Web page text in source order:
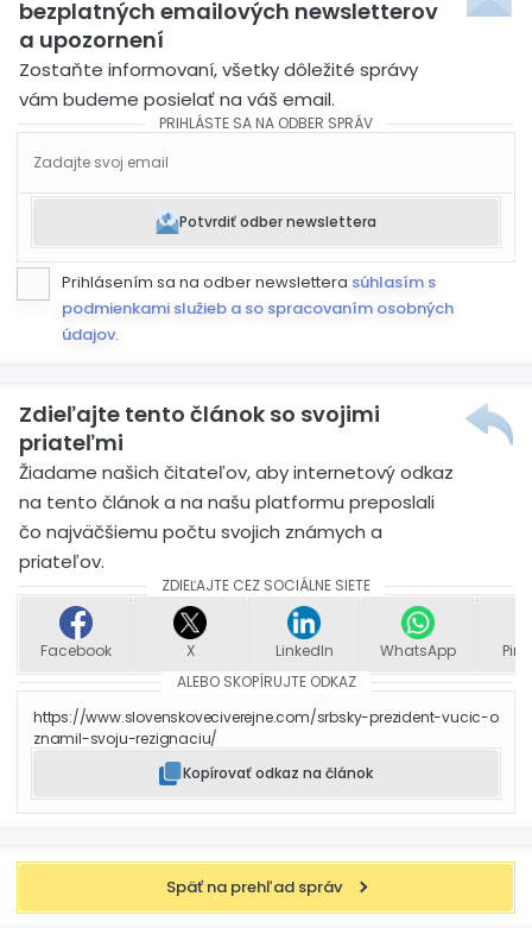
bezplatných emailových newsletterov
a upozornení
Zostaňte informovaní, všetky dôležité správy
vám budeme posielať na váš email.
PRIHLÁSTE SA NA ODBER SPRÁV
Potvrdiť odber newslettera
Prihlásením sa na odber newslettera súhlasím s
podmienkami služieb a so spracovaním osobných
údajov.
Zdieľajte tento článok so svojimi
priateľmi
Žiadame našich čitateľov, aby internetový odkaz
na tento článok a na našu platformu preposlali
čo najväčšiemu počtu svojich známych a
priateľov.
ZDIEĽAJTE CEZ SOCIÁLNE SIETE
Facebook X LinkedIn WhatsApp
ALEBO SKOPÍRUJTE ODKAZ
https://www.slovenskoveciverejne.com/srbsky-prezident-vucic-o
znamil-svoju-rezignaciu/
Kopírovať odkaz na článok
Späť na prehľad správ